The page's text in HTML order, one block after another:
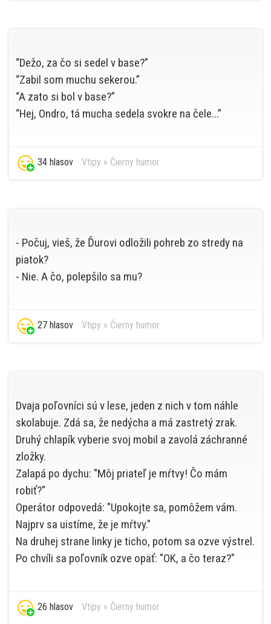
“Dežo, za čo si sedel v base?”
“Zabil som muchu sekerou.”
“A zato si bol v base?”
“Hej, Ondro, tá mucha sedela svokre na čele...”
34 hlasov Vtipy » Čierny humor
- Počuj, vieš, že Ďurovi odložili pohreb zo stredy na
piatok?
- Nie. A čo, polepšilo sa mu?
27 hlasov Vtipy » Čierny humor
Dvaja poľovníci sú v lese, jeden z nich v tom náhle
skolabuje. Zdá sa, že nedýcha a má zastretý zrak.
Druhý chlapík vyberie svoj mobil a zavolá záchranné
zložky.
Zalapá po dychu: "Môj priateľ je mŕtvy! Čo mám
robiť?"
Operátor odpovedá: "Upokojte sa, pomôžem vám.
Najprv sa uistíme, že je mŕtvy."
Na druhej strane linky je ticho, potom sa ozve výstrel.
Po chvíli sa poľovník ozve opäť: "OK, a čo teraz?"
26 hlasov Vtipy » Čierny humor